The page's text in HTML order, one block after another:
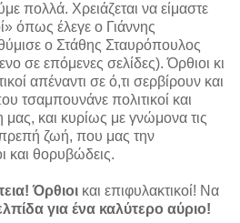
πολλά. Χρειάζεται να είμαστε
όπως έλεγε ο Γιάννης
ο Στάθης Σταυρόπουλος
σε επόμενες σελίδες). Όρθιοι κι
απέναντι σε ό,τι σερβίρουν και
τσαμπουνάνε πολιτικοί και
και κυρίως με γνώμονα τις
ζωή, που μας την
και θορυβώδεις.
Όρθιοι και επιφυλακτικοί! Να
για ένα καλύτερο αύριο!